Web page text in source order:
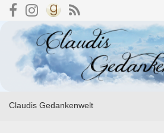
Search for:
Claudis Gedankenwelt